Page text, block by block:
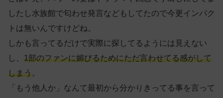
したし水族館で匂わせ発言などもしてたので今更インパク
トは無いんですけどね。
しかも言ってるだけで実際に探してるようには見えない
し、 1部のファンに媚びるためにただ言わせてる感がして
しまう。
「もう他人か」なんて最初から分かりきってる事を言って